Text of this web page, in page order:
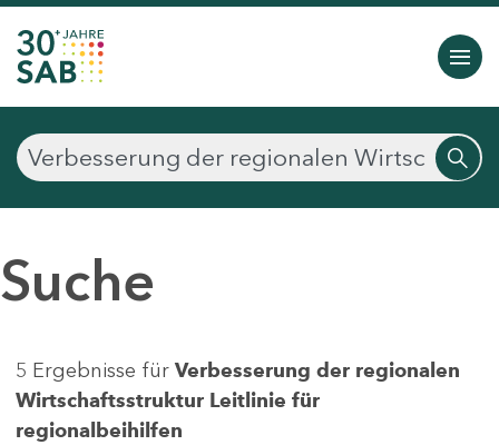
Suche
5 Ergebnisse für Verbesserung der regionalen
Wirtschaftsstruktur Leitlinie für
regionalbeihilfen